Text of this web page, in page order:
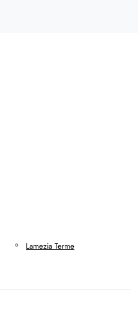
Lamezia Terme